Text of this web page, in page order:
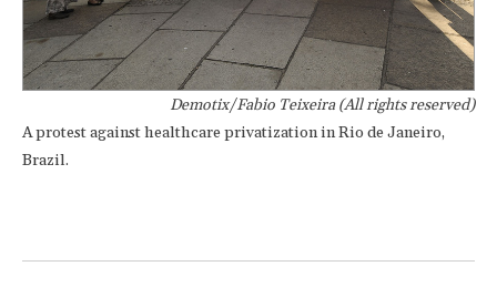
Demotix/Fabio Teixeira (All rights reserved)
A protest against healthcare privatization in Rio de Janeiro,
Brazil.